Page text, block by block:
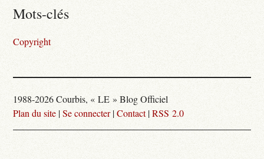
Mots-clés
Copyright
1988-2026 Courbis, « LE » Blog Officiel
Plan du site |Se connecter|Contact|RSS 2.0